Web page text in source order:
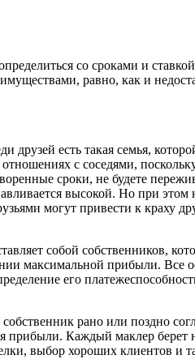
со сроками и
равно, как и
есть такая семья,
с соседями, поскольку
сроки, не будете
высокой. Но при
могут привести к краху
собой собственников,
максимальной прибыли. Все
его
рано или поздно
Каждый маклер берет
выбор хороших клиентов и